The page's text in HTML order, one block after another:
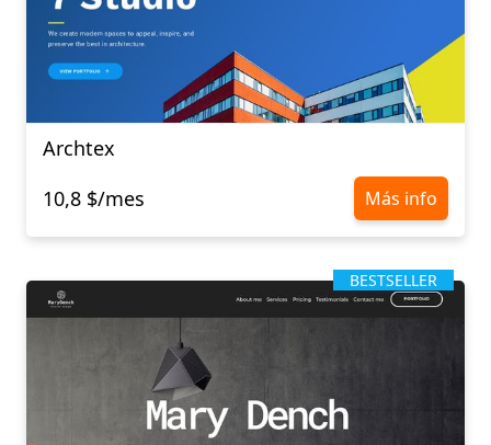
Archtex
10,8 $/mes
Más info
BESTSELLER